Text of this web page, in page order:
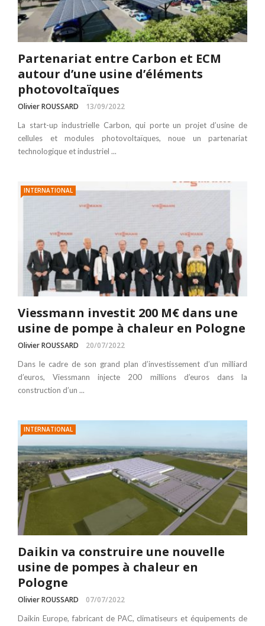
Partenariat entre Carbon et ECM
autour d’une usine d’éléments
photovoltaïques
Olivier ROUSSARD 13/09/2022
La start-up industrielle Carbon, qui porte un projet d’usine de
cellules et modules photovoltaïques, noue un partenariat
technologique et industriel ...
INTERNATIONAL
Viessmann investit 200 M€ dans une
usine de pompe à chaleur en Pologne
Olivier ROUSSARD 20/07/2022
Dans le cadre de son grand plan d’investissement d’un milliard
d’euros, Viessmann injecte 200 millions d’euros dans la
construction d’un ...
INTERNATIONAL
Daikin va construire une nouvelle
usine de pompes à chaleur en
Pologne
Olivier ROUSSARD 07/07/2022
Daikin Europe, fabricant de PAC, climatiseurs et équipements de